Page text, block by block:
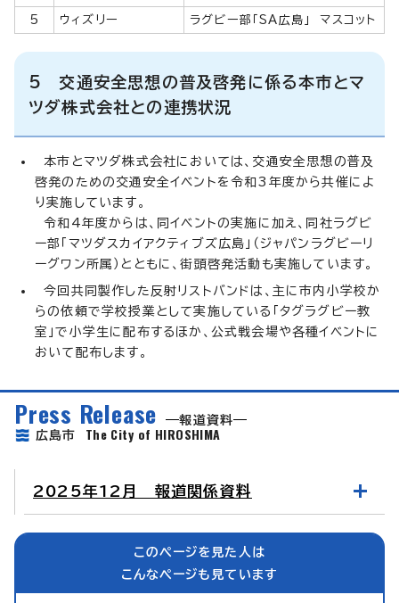
5 ウィズリー ラグビー部「SA広島」 マスコット
5 交通安全思想の普及啓発に係る本市とマ
ツダ株式会社との連携状況
本市とマツダ株式会社においては、交通安全思想の普及
啓発のための交通安全イベントを令和3年度から共催によ
り実施しています。
令和4年度からは、同イベントの実施に加え、同社ラグビ
ー部「マツダスカイアクティブズ広島」（ジャパンラグビーリ
ーグワン所属）とともに、街頭啓発活動も実施しています。
今回共同製作した反射リストバンドは、主に市内小学校か
らの依頼で学校授業として実施している「タグラグビー教
室」で小学生に配布するほか、公式戦会場や各種イベントに
おいて配布します。
Press Release
報道資料
広島市 The City of HIROSHIMA
2025年12月 報道関係資料
このページを見た人は
こんなページも見ています